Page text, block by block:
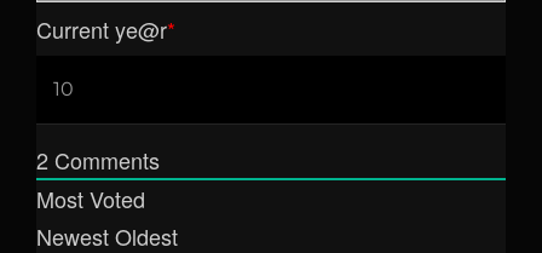
Current ye@r*
2 Comments
Most Voted
NewestOldest